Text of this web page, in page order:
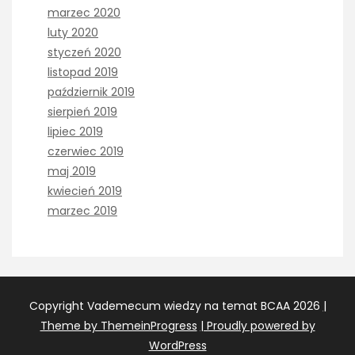
marzec 2020
luty 2020
styczeń 2020
listopad 2019
październik 2019
sierpień 2019
lipiec 2019
czerwiec 2019
maj 2019
kwiecień 2019
marzec 2019
Copyright Vademecum wiedzy na temat BCAA 2026 |
Theme by ThemeinProgress | Proudly powered by
WordPress